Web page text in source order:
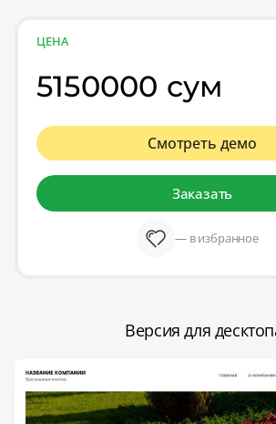
ЦЕНА
5150000 сум
Смотреть демо
Заказать
— в избранное
Версия для